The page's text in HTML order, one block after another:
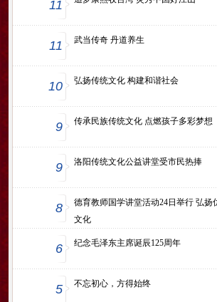
11
11 武当传奇 丹道养生
10 弘扬传统文化 构建和谐社会
9 传承民族传统文化 点燃孩子多彩梦想
9 洛阳传统文化公益讲堂受市民热捧
8
德育教师国学讲堂活动24日举行 弘扬
文化
6 纪念毛泽东主席诞辰125周年
5 不忘初心，方得始终